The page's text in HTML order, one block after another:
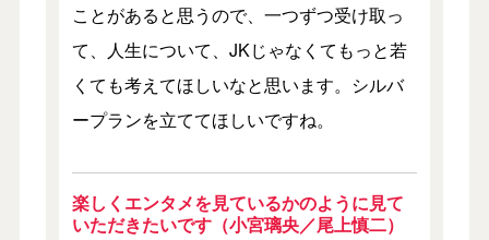
ことがあると思うので、一つずつ受け取っ
て、人生について、JKじゃなくてもっと若
くても考えてほしいなと思います。シルバ
ープランを立ててほしいですね。
楽しくエンタメを見ているかのように見て
いただきたいです（小宮璃央／尾上慎二）